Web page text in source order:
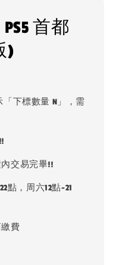
首都
)
下標數量 N」，需
交易完畢!!
點，周六12點-21
費